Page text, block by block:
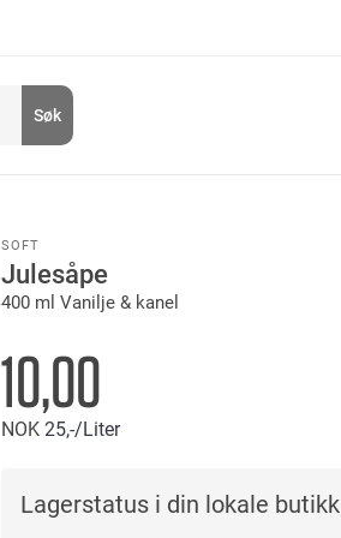
Søk
SOFT
Julesåpe
400 ml Vanilje & kanel
10,00
NOK 25,-/Liter
Lagerstatus i din lokale butikk